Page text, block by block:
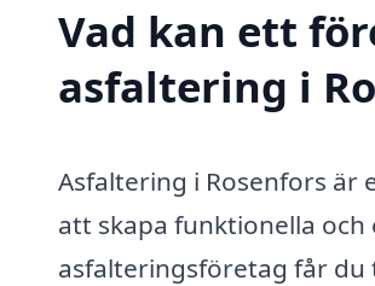
Vad kan ett
asfaltering i
Asfaltering i Rosenfors är
att skapa funktionella
asfalteringsföretag får